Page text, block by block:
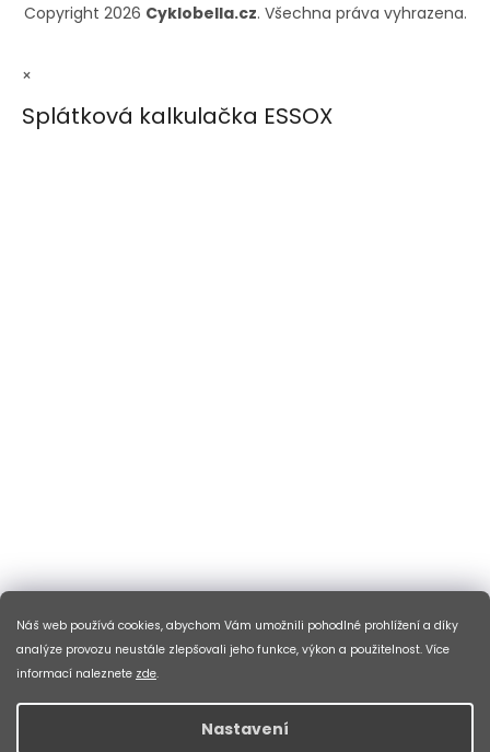
Náš web používá cookies, abychom Vám umožnili pohodlné prohlížení a díky
analýze provozu neustále zlepšovali jeho funkce, výkon a použitelnost. Více
informací naleznete zde.
Nastavení
Copyright 2026 Cyklobella.cz. Všechna práva vyhrazena.
×
Splátková kalkulačka ESSOX